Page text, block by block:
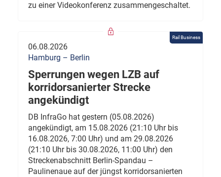
zu einer Videokonferenz zusammengeschaltet.
Rail Business
06.08.2026
Hamburg – Berlin
Sperrungen wegen LZB auf
korridorsanierter Strecke
angekündigt
DB InfraGo hat gestern (05.08.2026)
angekündigt, am 15.08.2026 (21:10 Uhr bis
16.08.2026, 7:00 Uhr) und am 29.08.2026
(21:10 Uhr bis 30.08.2026, 11:00 Uhr) den
Streckenabschnitt Berlin-Spandau –
Paulinenaue auf der jüngst korridorsanierten